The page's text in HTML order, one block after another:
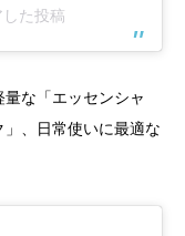
た投稿
な「エッセンシャ
、日常使いに最適な